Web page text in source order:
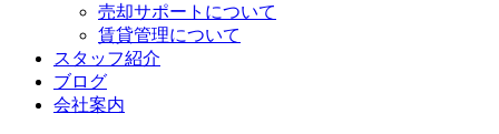
売却サポートについて
賃貸管理について
スタッフ紹介
ブログ
会社案内